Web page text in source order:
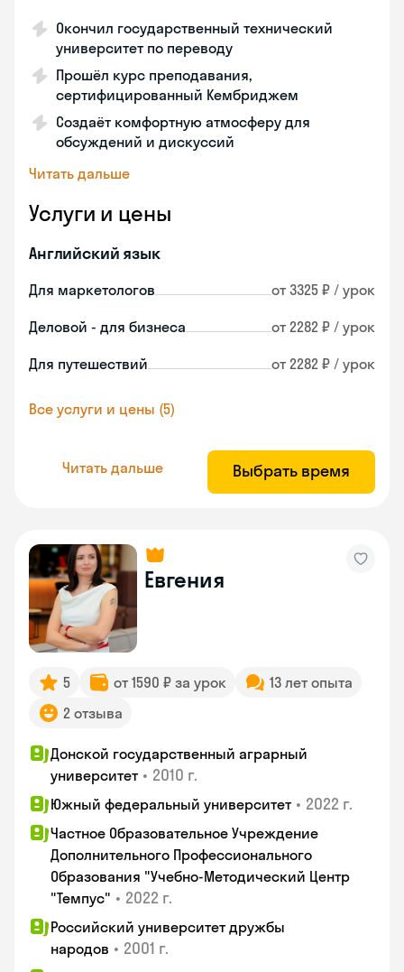
Окончил государственный технический
университет по переводу
Прошёл курс преподавания,
сертифицированный Кембриджем
Создаёт комфортную атмосферу для
обсуждений и дискуссий
Читать дальше
Услуги и цены
Английский язык
Для маркетологов от 3325 ₽ / урок
Деловой - для бизнеса от 2282 ₽ / урок
Для путешествий от 2282 ₽ / урок
Все услуги и цены (5)
Читать дальше Выбрать время
Евгения
5 от 1590 ₽ за урок
13 лет опыта
2 отзыва
Донской государственный аграрный
университет • 2010 г.
Южный федеральный университет • 2022 г.
Частное Образовательное Учреждение
Дополнительного Профессионального
Образования "Учебно-Методический Центр
"Темпус" • 2022 г.
Российский университет дружбы
народов • 2001 г.